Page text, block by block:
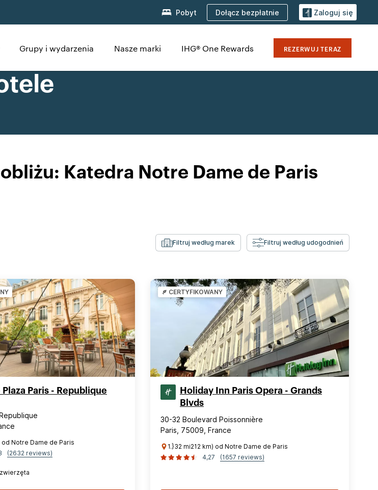
Pobyt Dołącz bezpłatnie Zaloguj się
Grupy i wydarzenia Nasze marki IHG® One Rewards REZERWUJ TERAZ
Katedra Notre Dame de Paris
Filtruj według marek Filtruj według udogodnień
Paris - Republique
od Notre Dame de Paris
(2632 reviews)
CERTYFIKOWANY
Holiday Inn Paris Opera - Grands
Blvds
30-32 Boulevard Poissonnière
Paris, 75009, France
1.}32 mi212 km) od Notre Dame de Paris
4,27
(1657 reviews)